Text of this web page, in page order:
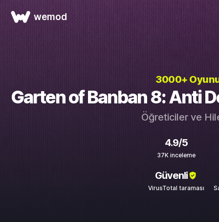
wemod
3000+
Garten of Banban 8: Anti
Öğreticiler ve
4.9/5
37K inceleme
Güvenli
VirusTotal taraması